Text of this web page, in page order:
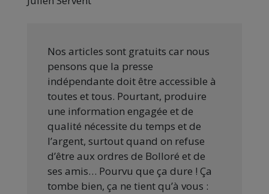
Nos articles sont gratuits car nous
pensons que la presse
indépendante doit être accessible à
toutes et tous. Pourtant, produire
une information engagée et de
qualité nécessite du temps et de
l’argent, surtout quand on refuse
d’être aux ordres de Bolloré et de
ses amis… Pourvu que ça dure ! Ça
tombe bien, ça ne tient qu’à vous :